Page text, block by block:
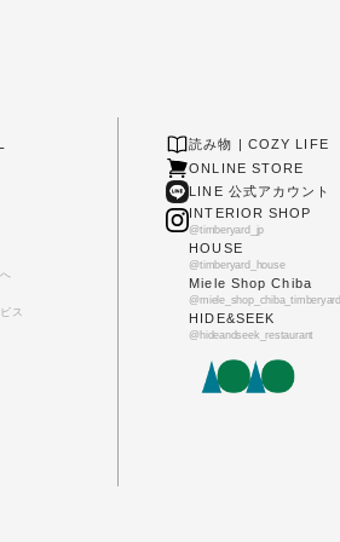
ス
読み物 | COZY LIFE
ONLINE STORE
LINE 公式アカウント
INTERIOR SHOP
@timberyard_jp
HOUSE
@timberyard_house
Miele Shop Chiba
@miele_shop_chiba_timberyard
HIDE&SEEK
@hideandseek_restaurant